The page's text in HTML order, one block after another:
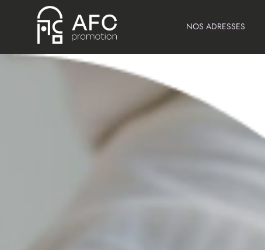
NOS ADRESSES